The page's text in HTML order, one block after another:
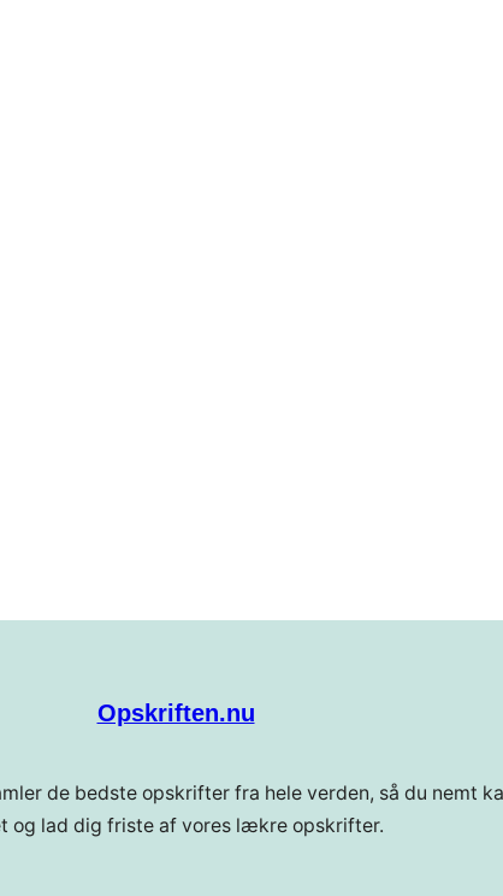
Opskriften.nu
de bedste opskrifter fra hele verden, så du nemt
og lad dig friste af vores lækre opskrifter.